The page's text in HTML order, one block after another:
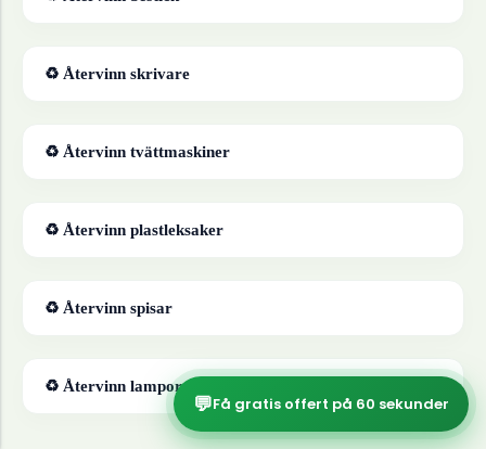
♻ Återvinn skrivare
♻ Återvinn tvättmaskiner
♻ Återvinn plastleksaker
♻ Återvinn spisar
♻ Återvinn lampor
💬Få gratis offert på 60 sekunder